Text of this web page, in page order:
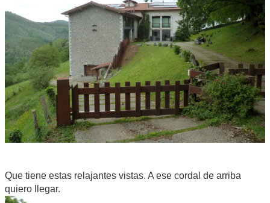
Que tiene estas relajantes vistas. A ese cordal de arriba
quiero llegar.